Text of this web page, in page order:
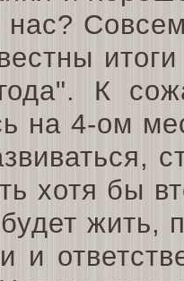
К
на 4-ом
хотя бы
жить,
и